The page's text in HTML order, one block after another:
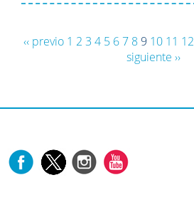
‹‹ previo 1 2 3 4 5 67 8 9 10 11 12
siguiente ››